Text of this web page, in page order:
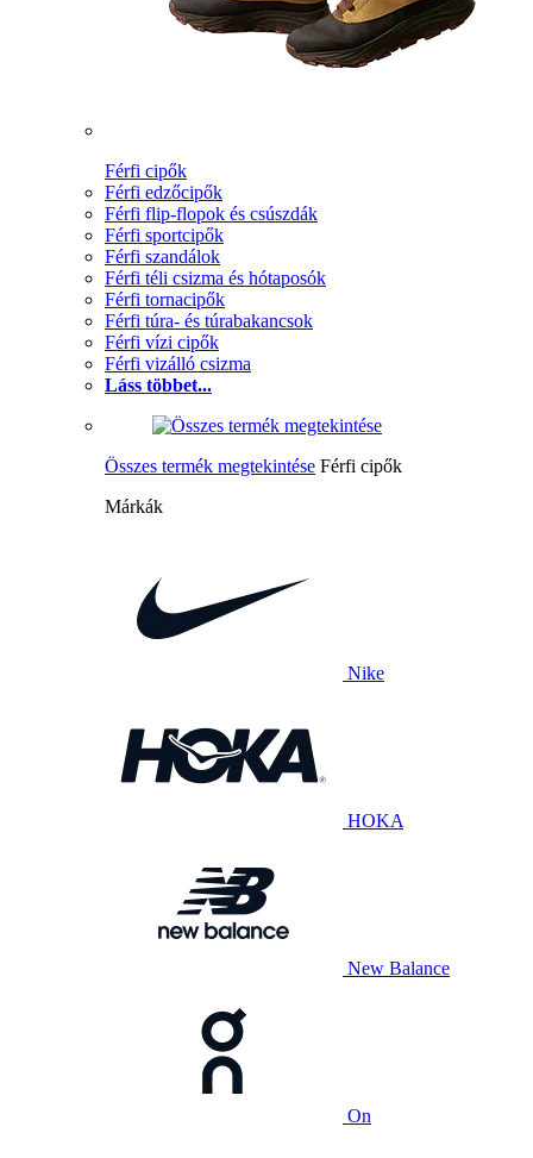
Férfi cipők
Férfi edzőcipők
Férfi flip-flopok és csúszdák
Férfi sportcipők
Férfi szandálok
Férfi téli csizma és hótaposók
Férfi tornacipők
Férfi túra- és túrabakancsok
Férfi vízi cipők
Férfi vizálló csizma
Láss többet...
Összes termék megtekintése Férfi cipők
Márkák
Nike
HOKA
New Balance
On